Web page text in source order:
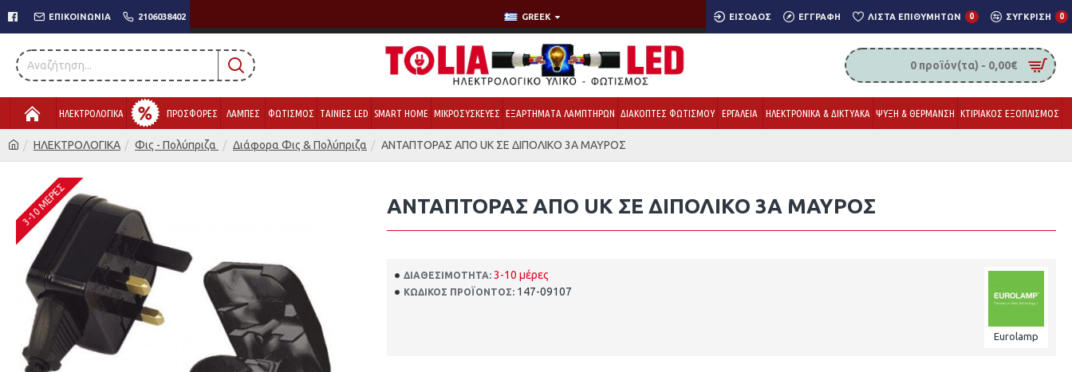
ΕΠΙΚΟΙΝΩΝΊΑ 2106038402 GREEK ΕΊΣΟΔΟΣ ΕΓΓΡΑΦΉ ΛΊΣΤΑ ΕΠΙΘΥΜΗΤΏΝ 0 ΣΎΓΚΡΙΣΗ 0
0 προϊόν(τα) - 0,00€
ΗΛΕΚΤΡΟΛΟΓΙΚΑ ΠΡΟΣΦΟΡΕΣ ΛΑΜΠΕΣ ΦΩΤΙΣΜΟΣ ΤΑΙΝΙΕΣ LED SMART HOME ΜΙΚΡΟΣΥΣΚΕΥΕΣ ΕΞΑΡΤΗΜΑΤΑ ΛΑΜΠΤΗΡΩΝ ΔΙΑΚΟΠΤΕΣ ΦΩΤΙΣΜΟΥ ΕΡΓΑΛΕΙΑ ΗΛΕΚΤΡΟΝΙΚΑ & ΔΙΚΤΥΑΚΑ ΨΥΞΗ & ΘΕΡΜΑΝΣΗ ΚΤΙΡΙΑΚΟΣ ΕΞΟΠΛΙΣΜΟΣ
ΗΛΕΚΤΡΟΛΟΓΙΚΑ Φις - Πολύπριζα Διάφορα Φις & Πολύπριζα ΑΝΤΑΠΤΟΡΑΣ ΑΠΟ UK ΣΕ ΔΙΠΟΛΙΚΟ 3Α ΜΑΥΡΟΣ
3-10 ΜΈΡΕΣ ΑΝΤΑΠΤΟΡΑΣ ΑΠΟ UK ΣΕ ΔΙΠΟΛΙΚΟ 3Α ΜΑΥΡΟΣ
ΔΙΑΘΕΣΙΜΌΤΗΤΑ: 3-10 μέρες
ΚΩΔΙΚΌΣ ΠΡΟΪΌΝΤΟΣ: 147-09107
Eurolamp